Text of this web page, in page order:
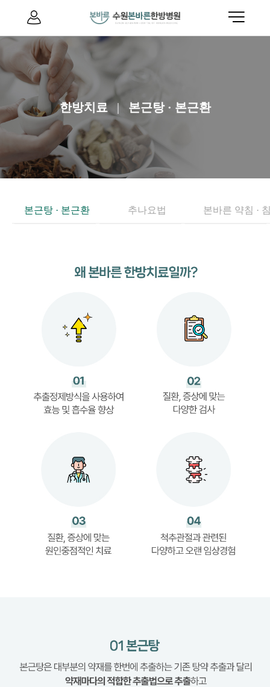
한방치료 | 본근탕 · 본근환
본근탕 · 본근환 추나요법 본바른 약침 ·